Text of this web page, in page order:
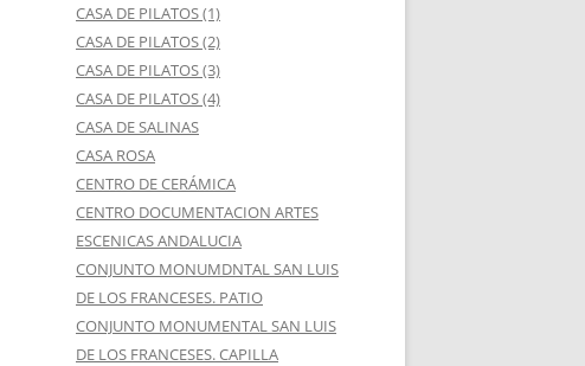
CASA DE PILATOS (1)
CASA DE PILATOS (2)
CASA DE PILATOS (3)
CASA DE PILATOS (4)
CASA DE SALINAS
CASA ROSA
CENTRO DE CERÁMICA
CENTRO DOCUMENTACION ARTES
ESCENICAS ANDALUCIA
CONJUNTO MONUMDNTAL SAN LUIS
DE LOS FRANCESES. PATIO
CONJUNTO MONUMENTAL SAN LUIS
DE LOS FRANCESES. CAPILLA